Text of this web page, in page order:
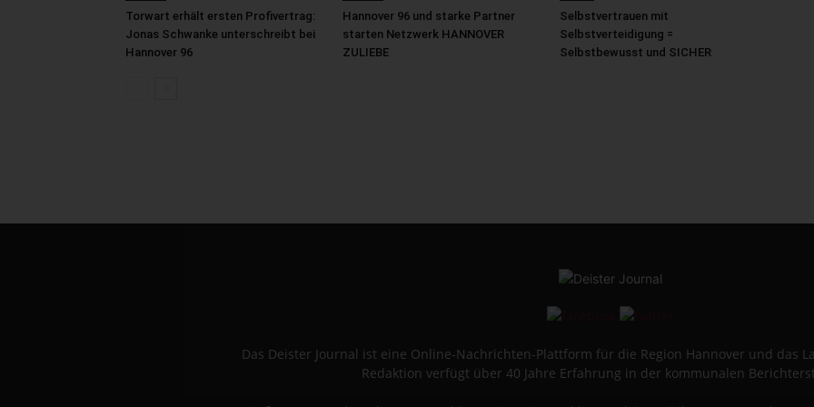
Torwart erhält ersten Profivertrag:
Jonas Schwanke unterschreibt bei
Hannover 96
Hannover 96 und starke Partner
starten Netzwerk HANNOVER
ZULIEBE
Selbstvertrauen mit
Selbstverteidigung =
Selbstbewusst und SICHER
Das Deister Journal ist eine Online-Nachrichten-Plattform für die Region Hannover und das
Redaktion verfügt über 40 Jahre Erfahrung in der kommunalen